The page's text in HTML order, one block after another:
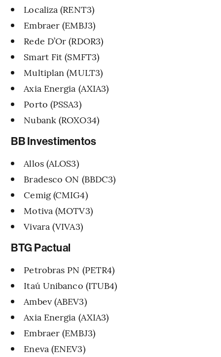
Localiza (RENT3)
Embraer (EMBJ3)
Rede D’Or (RDOR3)
Smart Fit (SMFT3)
Multiplan (MULT3)
Axia Energia (AXIA3)
Porto (PSSA3)
Nubank (ROXO34)
BB Investimentos
Allos (ALOS3)
Bradesco ON (BBDC3)
Cemig (CMIG4)
Motiva (MOTV3)
Vivara (VIVA3)
BTG Pactual
Petrobras PN (PETR4)
Itaú Unibanco (ITUB4)
Ambev (ABEV3)
Axia Energia (AXIA3)
Embraer (EMBJ3)
Eneva (ENEV3)